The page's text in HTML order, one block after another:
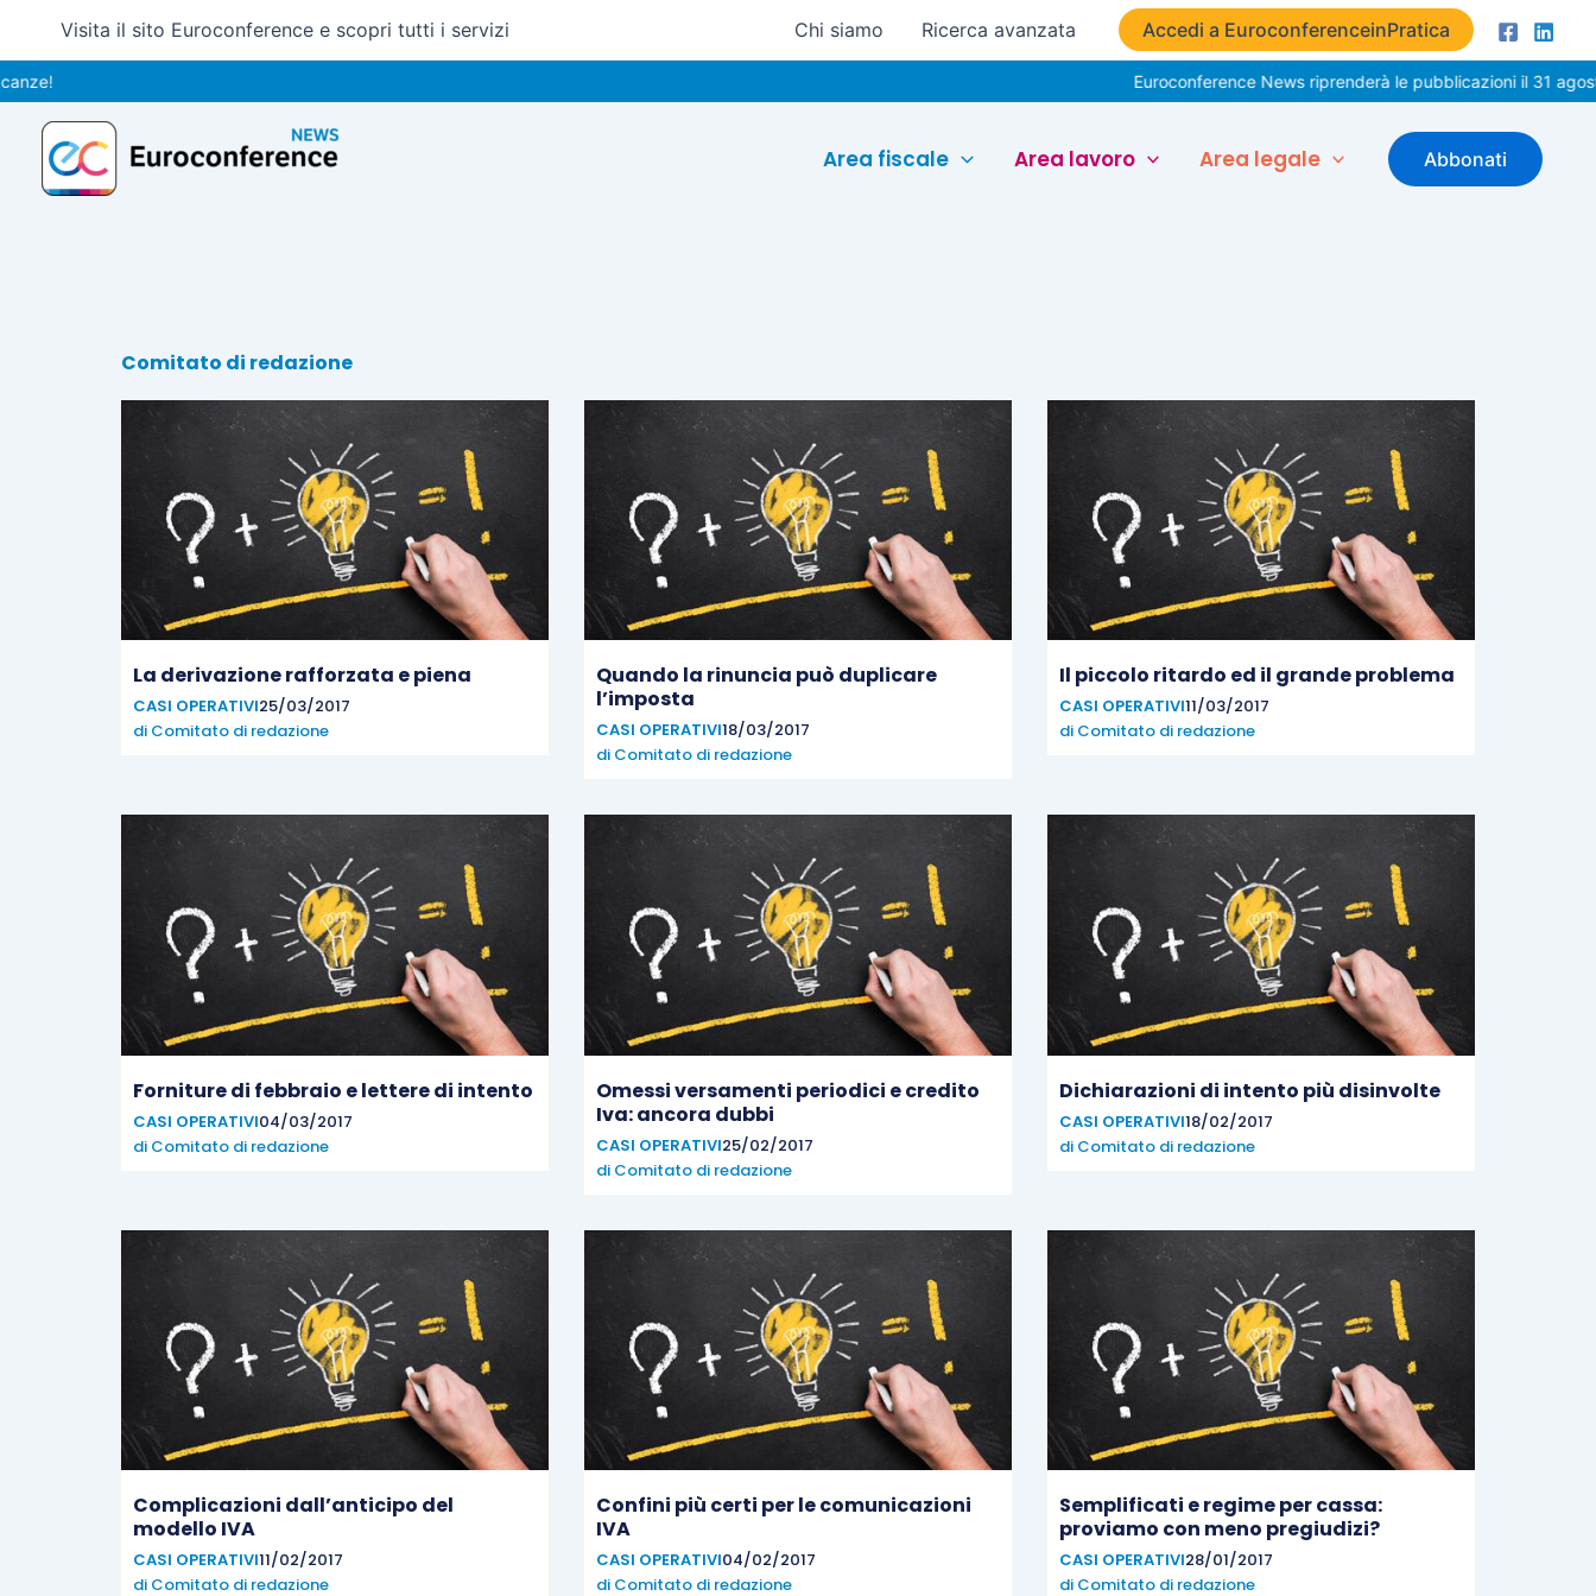
contenuto
Visita il sito Euroconference e scopri tutti i servizi Chi siamo Ricerca avanzata Accedi a EuroconferenceinPratica
Euroconference News riprenderà le pubblicazioni il 31 agosto.
Area fiscale Area lavoro Area legale Abbonati
Comitato di redazione
La derivazione rafforzata e piena
CASI OPERATIVI25/03/2017
di Comitato di redazione
Quando la rinuncia può duplicare
l’imposta
CASI OPERATIVI18/03/2017
di Comitato di redazione
Il piccolo ritardo ed il grande problema
CASI OPERATIVI11/03/2017
di Comitato di redazione
Forniture di febbraio e lettere di intento
CASI OPERATIVI04/03/2017
di Comitato di redazione
Omessi versamenti periodici e credito
Iva: ancora dubbi
CASI OPERATIVI25/02/2017
di Comitato di redazione
Dichiarazioni di intento più disinvolte
CASI OPERATIVI18/02/2017
di Comitato di redazione
Complicazioni dall’anticipo del
modello IVA
CASI OPERATIVI11/02/2017
di Comitato di redazione
Confini più certi per le comunicazioni
IVA
CASI OPERATIVI04/02/2017
di Comitato di redazione
Semplificati e regime per cassa:
proviamo con meno pregiudizi?
CASI OPERATIVI28/01/2017
di Comitato di redazione
Pagina